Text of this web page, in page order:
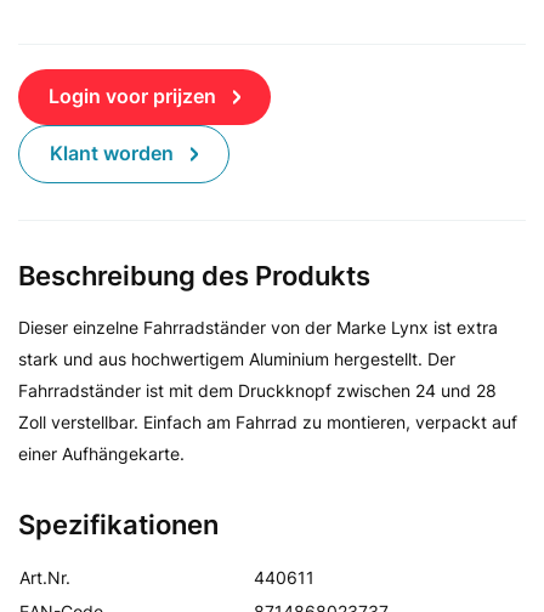
Login voor prijzen
Klant worden
Spezifikationen
Art.Nr.
440611
Beschreibung des Produkts
Dieser einzelne Fahrradständer von der Marke Lynx ist extra
stark und aus hochwertigem Aluminium hergestellt. Der
Fahrradständer ist mit dem Druckknopf zwischen 24 und 28
Zoll verstellbar. Einfach am Fahrrad zu montieren, verpackt auf
einer Aufhängekarte.